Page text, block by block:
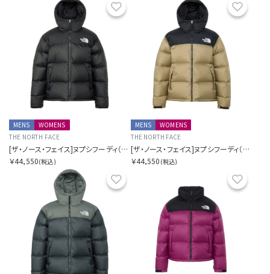
お気に入り
MENS
WOMENS
THE NORTH FACE
[ザ・ノース・フェイス]ヌプシフーディ（ユニセックス）
￥44,550(税込)
MENS
WOMENS
THE NORTH FACE
[ザ・ノース・フェイス]ヌプシフーディ（ユニセックス）
￥44,550 (税込)
お気に入り